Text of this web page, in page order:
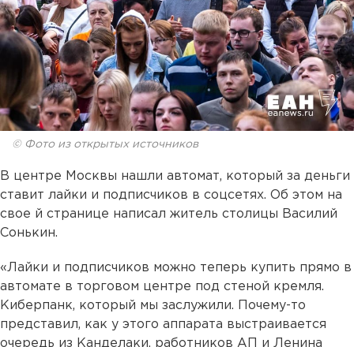
© Фото из открытых источников
В центре Москвы нашли автомат, который за деньги
ставит лайки и подписчиков в соцсетях. Об этом на
свое й странице написал житель столицы Василий
Сонькин.
«Лайки и подписчиков можно теперь купить прямо в
автомате в торговом центре под стеной кремля.
Киберпанк, который мы заслужили. Почему-то
представил, как у этого аппарата выстраивается
очередь из Канделаки, работников АП и Ленина